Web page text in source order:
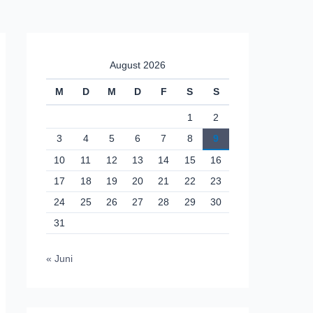
August 2026
M D M D F S S
1
2
3
4 5 6 7 8
9
10
11 12 13 14 15
16
17
18 19 20 21 22
23
24
25 26 27 28 29
30
31
« Juni